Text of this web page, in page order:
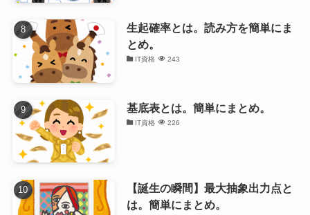
生起確率とは。読み方を簡単にま
とめ。
IT資格 243
基底表とは。簡単にまとめ。
IT資格 226
【誕生の瞬間】最大抽象出力点と
は。簡単にまとめ。